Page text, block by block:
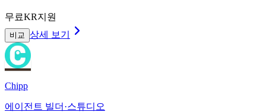
무료KR지원
비교 상세 보기
Chipp
에이전트 빌더·스튜디오